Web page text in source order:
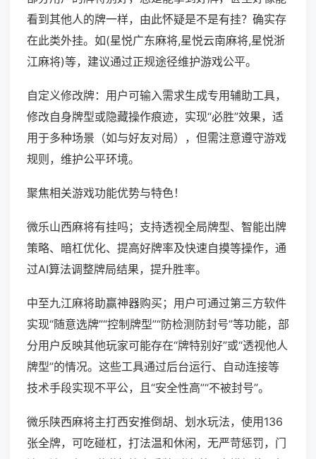
看到其他人的牌一样，由此怀疑是不是有挂？确实存
在此类外挂。如(星悦广东麻将,星悦云南麻将,星悦浙
江麻将)等，建议通过正规途径维护游戏公平。
自定义修改牌：用户可输入需求生成专用辅助工具，
修改自身牌型或隐藏操作痕迹，实现“必胜”效果，适
用于多种场景（如与好友对局），但需注意遵守游戏
规则，维护公平环境。
聚焦相关游戏功能优势与特色！
微乐山西麻将有挂吗；支持透视全局牌型、智能出牌
策略、暗杠优化、提高好牌率及快速自摸等操作，通
过AI算法调整牌局结果，提升胜率。
中至九江麻将助赢神器购买；用户可通过第三方软件
实现“随意选牌”“控制牌型”“防检测防封号”等功能，部
分用户反映其他玩家可能存在“牌特别好”或“透视他人
牌型”的情况。这些工具通过后台运行、自动连接等
技术手段实现不平公，且“安全性高”“不被封号”。
微乐陕西麻将主打西安推倒胡、划水玩法，使用136
张全牌，可吃碰杠，打法温和休闲，无严苛惩罚，门